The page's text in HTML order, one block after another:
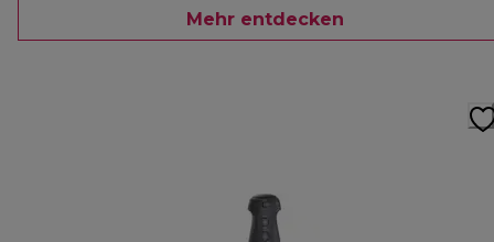
Mehr entdecken